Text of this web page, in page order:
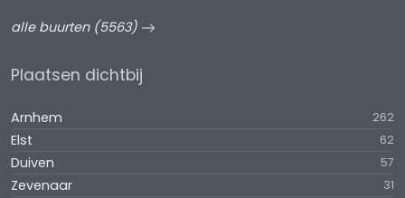
alle buurten (5563)
Plaatsen dichtbij
Arnhem 262
Elst 62
Duiven 57
Zevenaar 31